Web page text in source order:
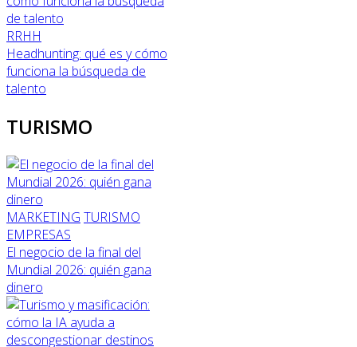
RRHH
Headhunting: qué es y cómo
funciona la búsqueda de
talento
TURISMO
MARKETING TURISMO
EMPRESAS
El negocio de la final del
Mundial 2026: quién gana
dinero